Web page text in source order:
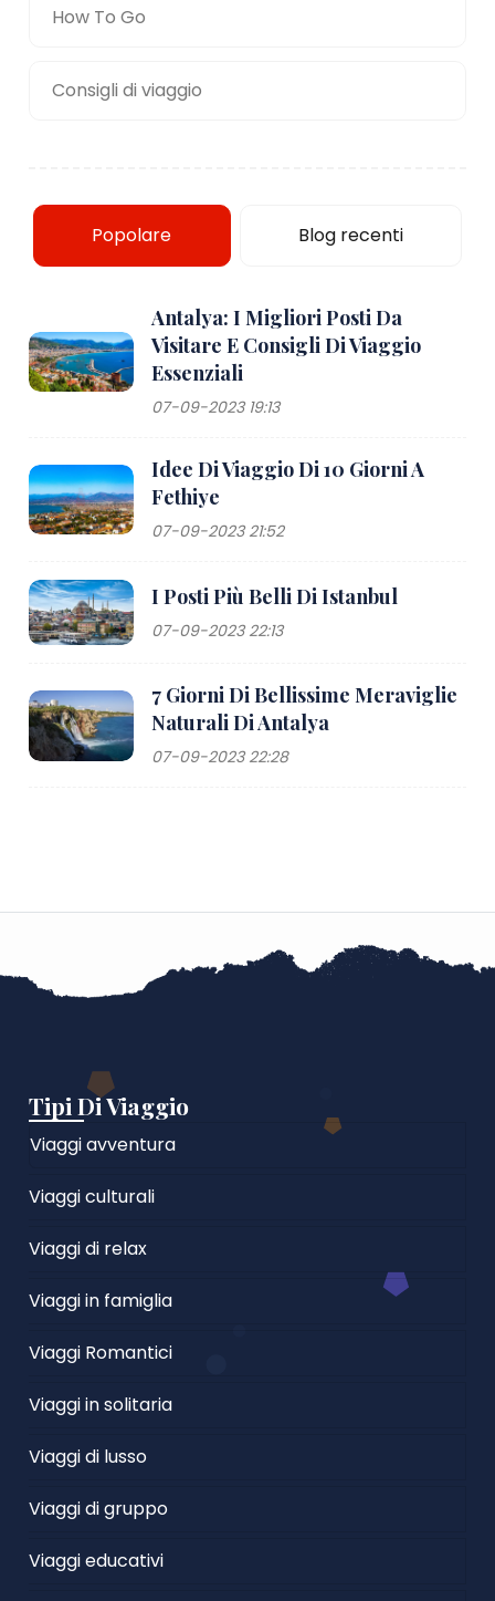
How To Go
Consigli di viaggio
Popolare Blog recenti
Antalya: I Migliori Posti Da
Visitare E Consigli Di Viaggio
Essenziali
07-09-2023 19:13
Idee Di Viaggio Di 10 Giorni A
Fethiye
07-09-2023 21:52
I Posti Più Belli Di Istanbul
07-09-2023 22:13
7 Giorni Di Bellissime Meraviglie
Naturali Di Antalya
07-09-2023 22:28
Tipi Di Viaggio
Viaggi avventura
Viaggi culturali
Viaggi di relax
Viaggi in famiglia
Viaggi Romantici
Viaggi in solitaria
Viaggi di lusso
Viaggi di gruppo
Viaggi educativi